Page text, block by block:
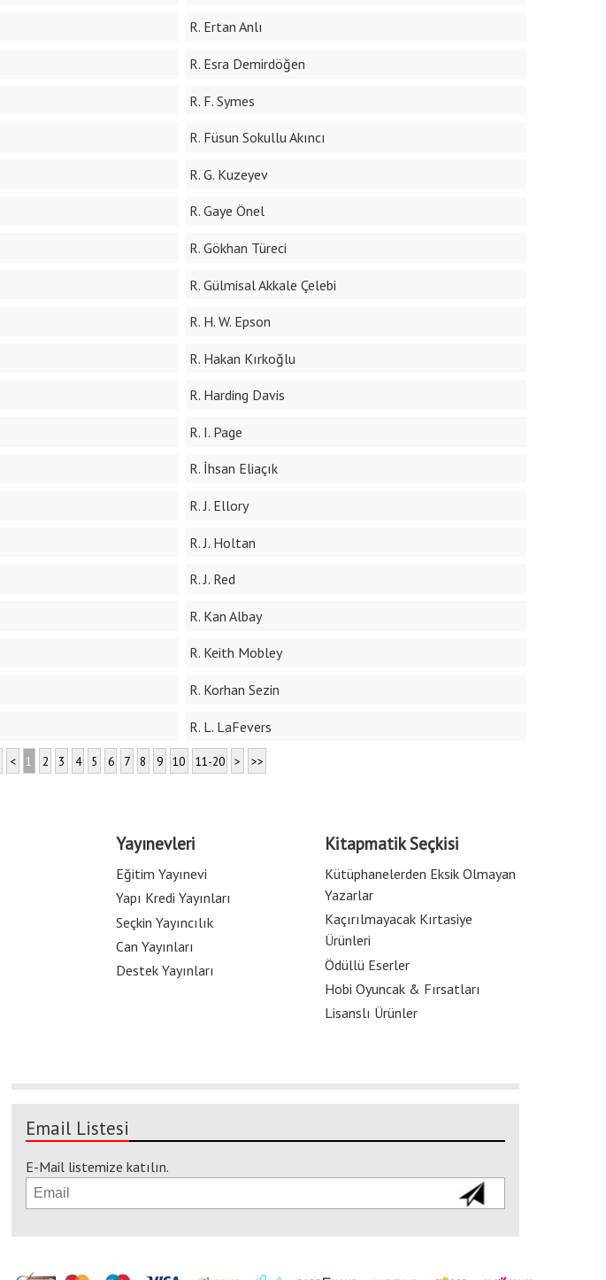
R. Ertan Anlı
R. Esra Demirdöğen
R. F. Symes
R. Füsun Sokullu Akıncı
R. G. Kuzeyev
R. Gaye Önel
R. Gökhan Türeci
R. Gülmisal Akkale Çelebi
R. H. W. Epson
R. Hakan Kırkoğlu
R. Harding Davis
R. I. Page
R. İhsan Eliaçık
R. J. Ellory
R. J. Holtan
R. J. Red
R. Kan Albay
R. Keith Mobley
R. Korhan Sezin
R. L. LaFevers
< 1 2 3 4 5 6 7 8 9 10 11-20 > >>
Yayınevleri
Eğitim Yayınevi
Yapı Kredi Yayınları
Seçkin Yayıncılık
Can Yayınları
Destek Yayınları
Kitapmatik Seçkisi
Kütüphanelerden Eksik Olmayan
Yazarlar
Kaçırılmayacak Kırtasiye
Ürünleri
Ödüllü Eserler
Hobi Oyuncak & Fırsatları
Lisanslı Ürünler
Email Listesi
E-Mail listemize katılın.